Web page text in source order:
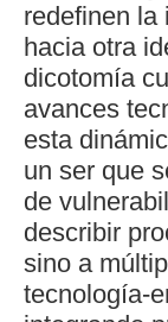
redefinen la
hacia otra
dicotomía
avances
esta
un ser que
de
describir
sino a
tecnología-